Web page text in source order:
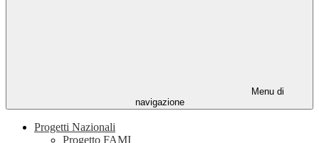
Menu di
navigazione
Progetti Nazionali
Progetto FAMI